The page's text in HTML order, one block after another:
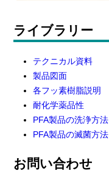
ライブラリー
テクニカル資料
製品図面
各フッ素樹脂説明
耐化学薬品性
PFA製品の洗浄方法
PFA製品の滅菌方法
お問い合わせ